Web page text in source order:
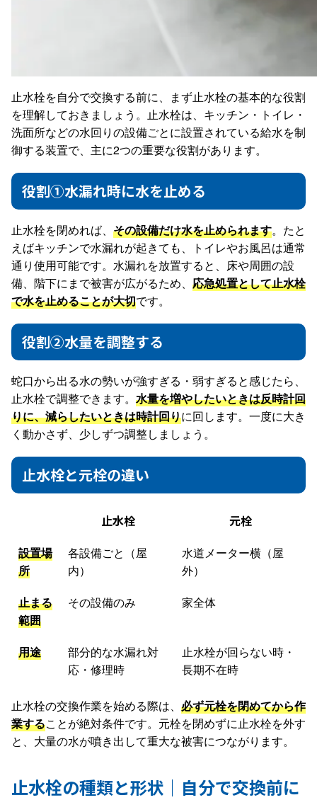
止水栓を自分で交換する前に、まず止水栓の基本的な役割
を理解しておきましょう。止水栓は、キッチン・トイレ・
洗面所などの水回りの設備ごとに設置されている給水を制
御する装置で、主に2つの重要な役割があります。
役割①水漏れ時に水を止める
止水栓を閉めれば、 その設備だけ水を止められます。たと
えばキッチンで水漏れが起きても、トイレやお風呂は通常
通り使用可能です。水漏れを放置すると、床や周囲の設
備、階下にまで被害が広がるため、 応急処置として止水栓
で水を止めることが大切です。
役割②水量を調整する
蛇口から出る水の勢いが強すぎる・弱すぎると感じたら、
止水栓で調整できます。 水量を増やしたいときは反時計回
りに、減らしたいときは時計回りに回します。一度に大き
く動かさず、少しずつ調整しましょう。
止水栓と元栓の違い
止水栓 元栓
設置場
所
各設備ごと（屋
内）
水道メーター横（屋
外）
止まる
範囲
その設備のみ 家全体
用途
部分的な水漏れ対
応・修理時
止水栓が回らない時・
長期不在時
止水栓の交換作業を始める際は、 必ず元栓を閉めてから作
業することが絶対条件です。元栓を閉めずに止水栓を外す
と、大量の水が噴き出して重大な被害につながります。
止水栓の種類と形状｜自分で交換前に